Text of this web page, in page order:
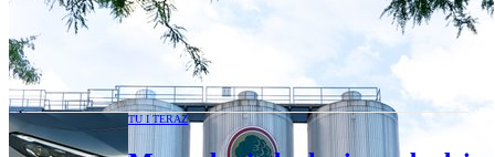
Koniec legendarnej marki. Słynny
browar zostanie zamknięty. Działał od
347 lat
TU I TERAZ